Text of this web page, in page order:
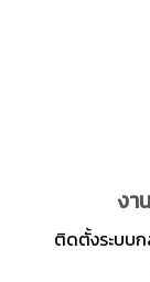
งา
ติดตั้งระบบ